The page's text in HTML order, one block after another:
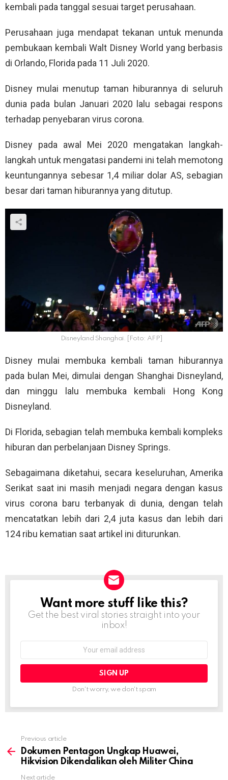
kembali pada tanggal sesuai target perusahaan.
Perusahaan juga mendapat tekanan untuk menunda
pembukaan kembali Walt Disney World yang berbasis
di Orlando, Florida pada 11 Juli 2020.
Disney mulai menutup taman hiburannya di seluruh
dunia pada bulan Januari 2020 lalu sebagai respons
terhadap penyebaran virus corona.
Disney pada awal Mei 2020 mengatakan langkah-
langkah untuk mengatasi pandemi ini telah memotong
keuntungannya sebesar 1,4 miliar dolar AS, sebagian
besar dari taman hiburannya yang ditutup.
Disneyland Shanghai. [Foto: AFP]
Disney mulai membuka kembali taman hiburannya
pada bulan Mei, dimulai dengan Shanghai Disneyland,
dan minggu lalu membuka kembali Hong Kong
Disneyland.
Di Florida, sebagian telah membuka kembali kompleks
hiburan dan perbelanjaan Disney Springs.
Sebagaimana diketahui, secara keseluruhan, Amerika
Serikat saat ini masih menjadi negara dengan kasus
virus corona baru terbanyak di dunia, dengan telah
mencatatkan lebih dari 2,4 juta kasus dan lebih dari
124 ribu kematian saat artikel ini diturunkan.
NEWSLETTER
Want more stuff like this?
Get the best viral stories straight into your
inbox!
Don't worry, we don't spam
more
Previous article
Dokumen Pentagon Ungkap Huawei,
Hikvision Dikendalikan oleh Militer China
Next article